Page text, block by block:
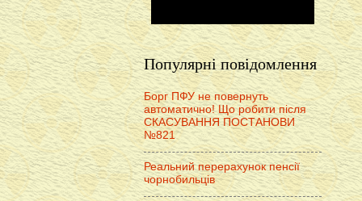
Популярні повідомлення
Борг ПФУ не повернуть
автоматично! Що робити після
СКАСУВАННЯ ПОСТАНОВИ
№821
Реальний перерахунок пенсії
чорнобильців